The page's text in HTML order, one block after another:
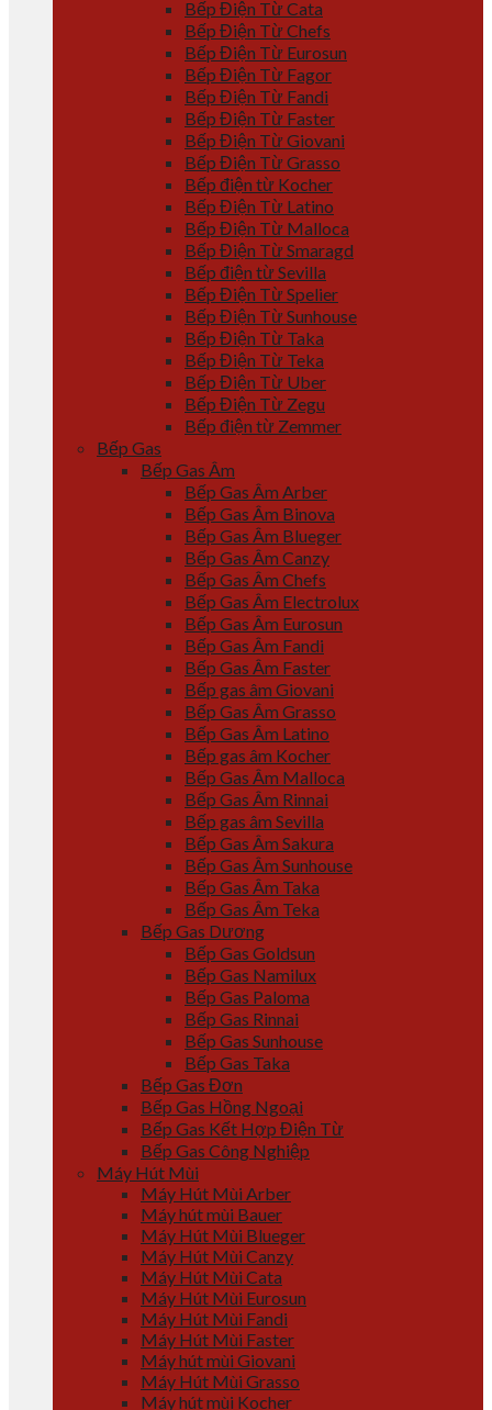
Bếp Điện Từ Cata
Bếp Điện Từ Chefs
Bếp Điện Từ Eurosun
Bếp Điện Từ Fagor
Bếp Điện Từ Fandi
Bếp Điện Từ Faster
Bếp Điện Từ Giovani
Bếp Điện Từ Grasso
Bếp điện từ Kocher
Bếp Điện Từ Latino
Bếp Điện Từ Malloca
Bếp Điện Từ Smaragd
Bếp điện từ Sevilla
Bếp Điện Từ Spelier
Bếp Điện Từ Sunhouse
Bếp Điện Từ Taka
Bếp Điện Từ Teka
Bếp Điện Từ Uber
Bếp Điện Từ Zegu
Bếp điện từ Zemmer
Bếp Gas
Bếp Gas Âm
Bếp Gas Âm Arber
Bếp Gas Âm Binova
Bếp Gas Âm Blueger
Bếp Gas Âm Canzy
Bếp Gas Âm Chefs
Bếp Gas Âm Electrolux
Bếp Gas Âm Eurosun
Bếp Gas Âm Fandi
Bếp Gas Âm Faster
Bếp gas âm Giovani
Bếp Gas Âm Grasso
Bếp Gas Âm Latino
Bếp gas âm Kocher
Bếp Gas Âm Malloca
Bếp Gas Âm Rinnai
Bếp gas âm Sevilla
Bếp Gas Âm Sakura
Bếp Gas Âm Sunhouse
Bếp Gas Âm Taka
Bếp Gas Âm Teka
Bếp Gas Dương
Bếp Gas Goldsun
Bếp Gas Namilux
Bếp Gas Paloma
Bếp Gas Rinnai
Bếp Gas Sunhouse
Bếp Gas Taka
Bếp Gas Đơn
Bếp Gas Hồng Ngoại
Bếp Gas Kết Hợp Điện Từ
Bếp Gas Công Nghiệp
Máy Hút Mùi
Máy Hút Mùi Arber
Máy hút mùi Bauer
Máy Hút Mùi Blueger
Máy Hút Mùi Canzy
Máy Hút Mùi Cata
Máy Hút Mùi Eurosun
Máy Hút Mùi Fandi
Máy Hút Mùi Faster
Máy hút mùi Giovani
Máy Hút Mùi Grasso
Máy hút mùi Kocher